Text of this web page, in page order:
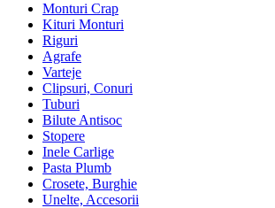
Monturi Crap
Kituri Monturi
Riguri
Agrafe
Varteje
Clipsuri, Conuri
Tuburi
Bilute Antisoc
Stopere
Inele Carlige
Pasta Plumb
Crosete, Burghie
Unelte, Accesorii